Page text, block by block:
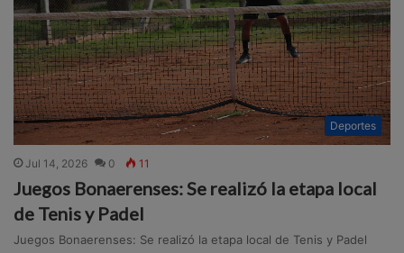
Deportes
Jul 14, 2026 0 11
Juegos Bonaerenses: Se realizó la etapa local
de Tenis y Padel
Juegos Bonaerenses: Se realizó la etapa local de Tenis y Padel